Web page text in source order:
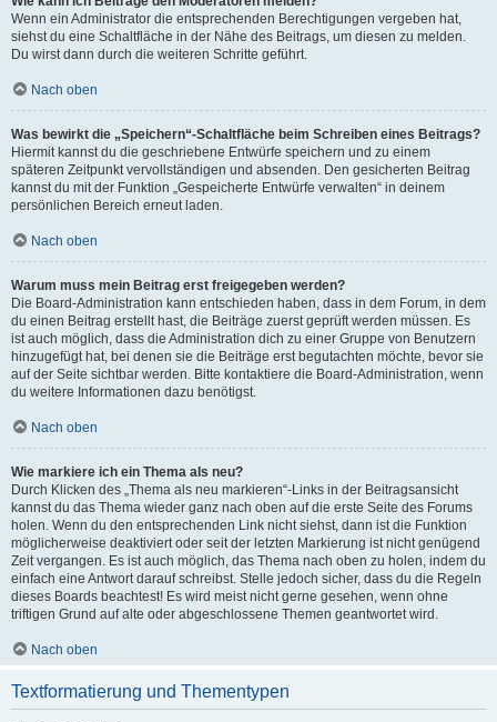
Wenn ein Administrator die entsprechenden Berechtigungen vergeben hat,
siehst du eine Schaltfläche in der Nähe des Beitrags, um diesen zu melden.
Du wirst dann durch die weiteren Schritte geführt.
Nach oben
Was bewirkt die „Speichern“-Schaltfläche beim Schreiben eines Beitrags?
Hiermit kannst du die geschriebene Entwürfe speichern und zu einem
späteren Zeitpunkt vervollständigen und absenden. Den gesicherten Beitrag
kannst du mit der Funktion „Gespeicherte Entwürfe verwalten“ in deinem
persönlichen Bereich erneut laden.
Nach oben
Warum muss mein Beitrag erst freigegeben werden?
Die Board-Administration kann entschieden haben, dass in dem Forum, in dem
du einen Beitrag erstellt hast, die Beiträge zuerst geprüft werden müssen. Es
ist auch möglich, dass die Administration dich zu einer Gruppe von Benutzern
hinzugefügt hat, bei denen sie die Beiträge erst begutachten möchte, bevor sie
auf der Seite sichtbar werden. Bitte kontaktiere die Board-Administration, wenn
du weitere Informationen dazu benötigst.
Nach oben
Wie markiere ich ein Thema als neu?
Durch Klicken des „Thema als neu markieren“-Links in der Beitragsansicht
kannst du das Thema wieder ganz nach oben auf die erste Seite des Forums
holen. Wenn du den entsprechenden Link nicht siehst, dann ist die Funktion
möglicherweise deaktiviert oder seit der letzten Markierung ist nicht genügend
Zeit vergangen. Es ist auch möglich, das Thema nach oben zu holen, indem du
einfach eine Antwort darauf schreibst. Stelle jedoch sicher, dass du die Regeln
dieses Boards beachtest! Es wird meist nicht gerne gesehen, wenn ohne
triftigen Grund auf alte oder abgeschlossene Themen geantwortet wird.
Nach oben
Textformatierung und Thementypen